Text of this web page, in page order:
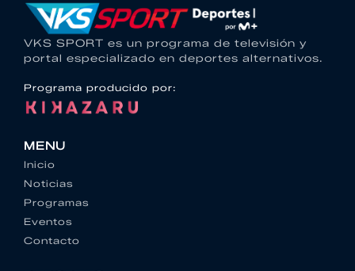
VKS SPORT es un programa de televisión y
portal especializado en deportes alternativos.
Programa producido por:
MENU
Inicio
Noticias
Programas
Eventos
Contacto